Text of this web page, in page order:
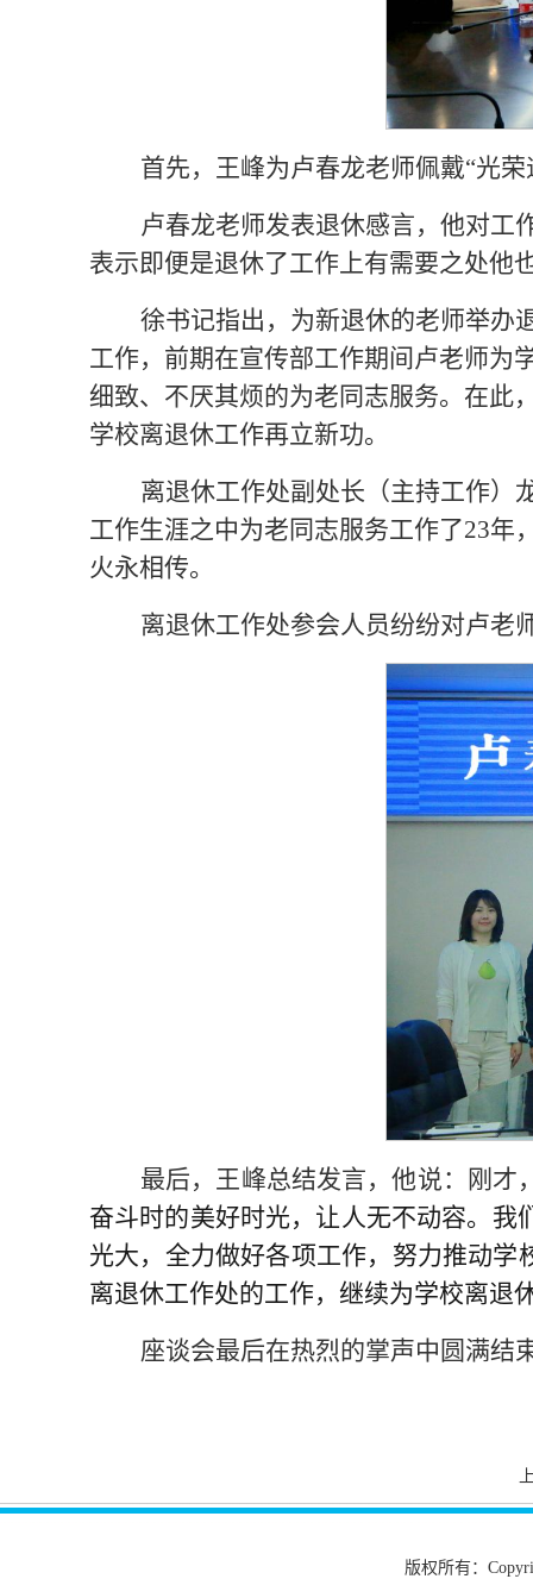
首先，王峰为卢春龙老师佩戴“光
卢春龙老师发表退休感言，他对工
表示即便是退休了工作上有需要之处他
徐书记指出，为新退休的老师举办
工作，前期在宣传部工作期间卢老师为
细致、不厌其烦的为老同志服务。在此
学校离退休工作再立新功。
离退休工作处副处长（主持工作）
工作生涯之中为老同志服务工作了23年
火永相传。
离退休工作处参会人员纷纷对卢老
最后， 王峰总结发言，他说：刚才
奋斗时的美好时光，让人无不动容。
光大，全力做好各项工作，努力推动学
离退休工作处的工作，继续为学校离退
座谈会最后在热烈的掌声中圆满结
版权所有：